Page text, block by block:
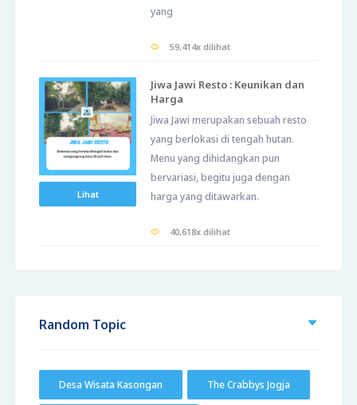
yang
59,414x dilihat
Lihat
Jiwa Jawi Resto : Keunikan dan
Harga
Jiwa Jawi merupakan sebuah resto
yang berlokasi di tengah hutan.
Menu yang dihidangkan pun
bervariasi, begitu juga dengan
harga yang ditawarkan.
40,618x dilihat
Random Topic
Desa Wisata Kasongan The Crabbys Jogja